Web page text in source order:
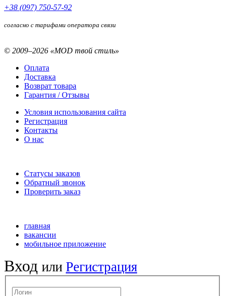
+38 (097) 750-57-92
согласно с тарифами оператора связи
© 2009–2026 «MOD твой стиль»
Оплата
Доставка
Возврат товара
Гарантия / Отзывы
Условия использования сайта
Регистрация
Контакты
О нас
Статусы заказов
Обратный звонок
Проверить заказ
главная
вакансии
мобильное приложение
Вход или Регистрация